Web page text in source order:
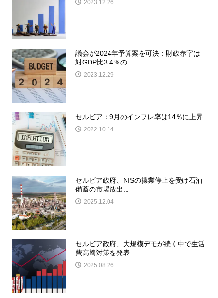
2023.12.26
議会が2024年予算案を可決：財政赤字は
対GDP比3.4％の...
2023.12.29
セルビア：9月のインフレ率は14％に上昇
2022.10.14
セルビア政府、NISの操業停止を受け石油
備蓄の市場放出...
2025.12.04
セルビア政府、大規模デモが続く中で生活
費高騰対策を発表
2025.08.26